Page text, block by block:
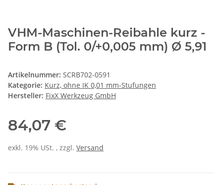
VHM-Maschinen-Reibahle kurz -
Form B (Tol. 0/+0,005 mm) Ø 5,91
Artikelnummer: SCRB702-0591
Kategorie: Kurz, ohne IK 0,01 mm-Stufungen
Hersteller: FixX Werkzeug GmbH
84,07 €
exkl. 19% USt. , zzgl. Versand